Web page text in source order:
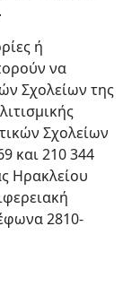
ή
να
Σχολείων της
Σχολείων
και 210 344
Ηρακλείου
2810-